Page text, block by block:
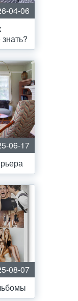
04-06
06-17
08-07